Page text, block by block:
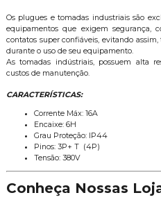
Os plugues e tomadas industriais são
equipamentos que exigem segurança,
contatos super confiáveis, evitando
durante o uso de seu equipamento.
As tomadas indústriais, possuem alta
custos de manutenção.
CARACTERÍSTICAS:
Corrente Máx: 16A
Encaixe: 6H
Grau Proteção: IP44
Pinos: 3P+ T (4P)
Tensão: 380V
Conheça Nossas